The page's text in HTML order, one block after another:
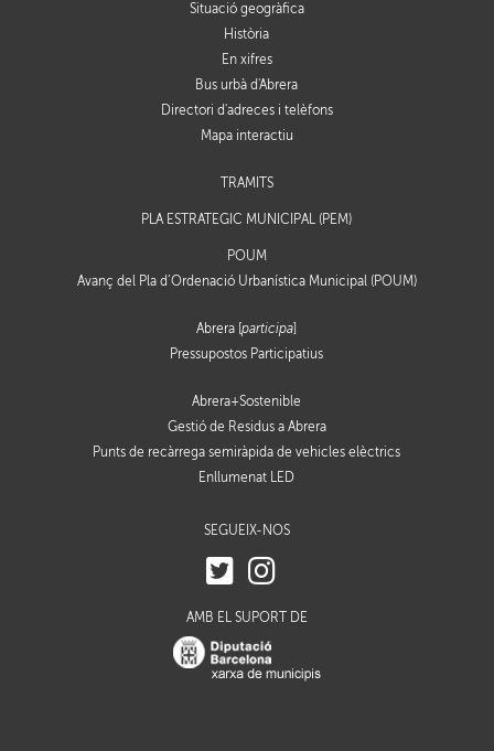
Situació geogràfica
Història
En xifres
Bus urbà d'Abrera
Directori d'adreces i telèfons
Mapa interactiu
TRÀMITS
PLA ESTRATÈGIC MUNICIPAL (PEM)
POUM
Avanç del Pla d’Ordenació Urbanística Municipal (POUM)
Abrera [participa
Pressupostos Participatius
Abrera+Sostenible
Gestió de Residus a Abrera
Punts de recàrrega semiràpida de vehicles elèctrics
Enllumenat LED
SEGUEIX-NOS
AMB EL SUPORT DE